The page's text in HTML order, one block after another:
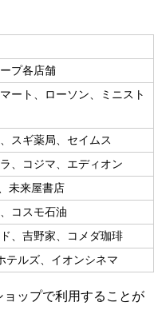
プ各店舗
ート、ローソン、ミニスト
スギ薬局、セイムス
、コジマ、エディオン
未来屋書店
コスモ石油
、吉野家、コメダ珈琲
テルズ、イオンシネマ
ップで利用することが